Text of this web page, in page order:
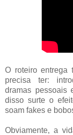
O roteiro entrega
precisa ter:
dramas pessoais
disso surte o
soam fakes e
Obviamente, a